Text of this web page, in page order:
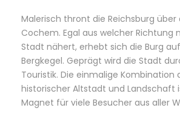
Malerisch thront die Reichsburg über
Cochem. Egal aus welcher Richtung
Stadt nähert, erhebt sich die Burg
Bergkegel. Geprägt wird die Stadt
Touristik. Die einmalige Kombination
historischer Altstadt und Landschaft
Magnet für viele Besucher aus aller